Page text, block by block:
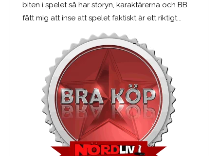
biten i spelet så har storyn, karaktärerna och BB
fått mig att inse att spelet faktiskt är ett riktigt...